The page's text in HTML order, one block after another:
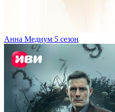
Анна Медиум 5 сезон